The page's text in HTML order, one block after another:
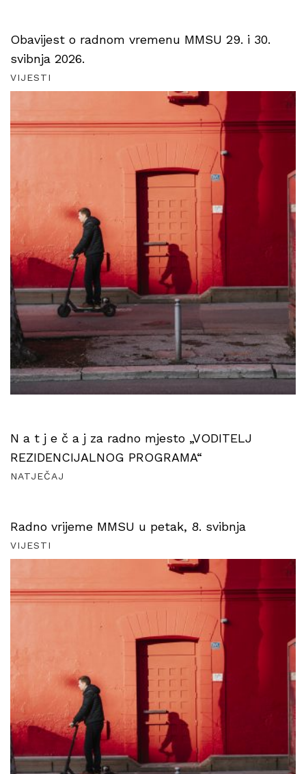
Obavijest o radnom vremenu MMSU 29. i 30.
svibnja 2026.
VIJESTI
N a t j e č a j za radno mjesto „VODITELJ
REZIDENCIJALNOG PROGRAMA“
NATJEČAJ
Radno vrijeme MMSU u petak, 8. svibnja
VIJESTI